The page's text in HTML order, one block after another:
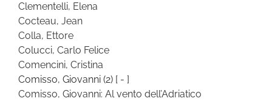
Clementelli, Elena
Cocteau, Jean
Colla, Ettore
Colucci, Carlo Felice
Comencini, Cristina
Comisso, Giovanni (2) [ - ]
Comisso, Giovanni: Al vento dell’Adriatico